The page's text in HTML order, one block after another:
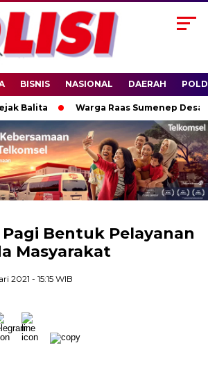
BISNIS NASIONAL DAERAH
Balita Warga Raas Sumenep Desak
Bentuk Pelayanan
Masyarakat
2021 - 15:15 WIB